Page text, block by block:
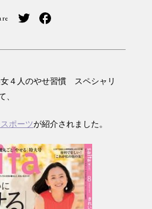
４人のやせ習慣 スペシャリ
ポーツが紹介されました。